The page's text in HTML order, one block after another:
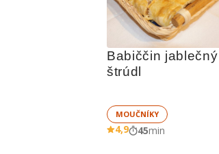
Babiččin jablečný
štrúdl
MOUČNÍKY
4,9 45min